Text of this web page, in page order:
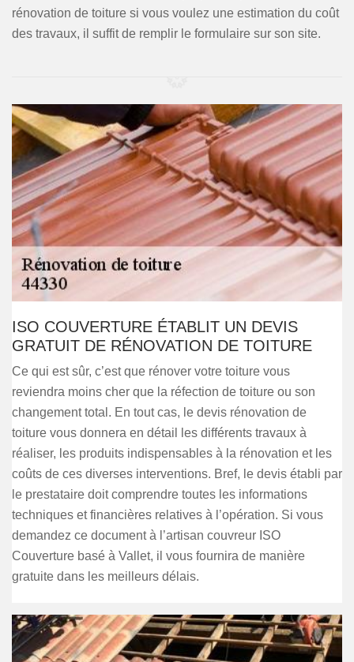
rénovation de toiture si vous voulez une estimation du coût
des travaux, il suffit de remplir le formulaire sur son site.
ISO COUVERTURE ÉTABLIT UN DEVIS
GRATUIT DE RÉNOVATION DE TOITURE
Ce qui est sûr, c’est que rénover votre toiture vous
reviendra moins cher que la réfection de toiture ou son
changement total. En tout cas, le devis rénovation de
toiture vous donnera en détail les différents travaux à
réaliser, les produits indispensables à la rénovation et les
coûts de ces diverses interventions. Bref, le devis établi par
le prestataire doit comprendre toutes les informations
techniques et financières relatives à l’opération. Si vous
demandez ce document à l’artisan couvreur ISO
Couverture basé à Vallet, il vous fournira de manière
gratuite dans les meilleurs délais.